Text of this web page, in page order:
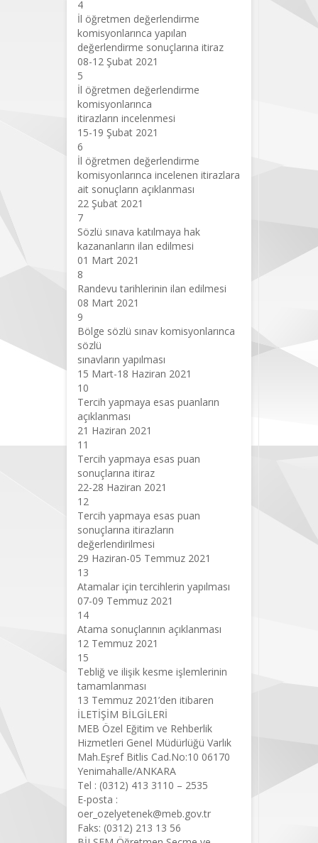
4
İl öğretmen değerlendirme
komisyonlarınca yapılan
değerlendirme sonuçlarına itiraz
08-12 Şubat 2021
5
İl öğretmen değerlendirme
komisyonlarınca
itirazların incelenmesi
15-19 Şubat 2021
6
İl öğretmen değerlendirme
komisyonlarınca incelenen itirazlara
ait sonuçların açıklanması
22 Şubat 2021
7
Sözlü sınava katılmaya hak
kazananların ilan edilmesi
01 Mart 2021
8
Randevu tarihlerinin ilan edilmesi
08 Mart 2021
9
Bölge sözlü sınav komisyonlarınca
sözlü
sınavların yapılması
15 Mart-18 Haziran 2021
10
Tercih yapmaya esas puanların
açıklanması
21 Haziran 2021
11
Tercih yapmaya esas puan
sonuçlarına itiraz
22-28 Haziran 2021
12
Tercih yapmaya esas puan
sonuçlarına itirazların
değerlendirilmesi
29 Haziran-05 Temmuz 2021
13
Atamalar için tercihlerin yapılması
07-09 Temmuz 2021
14
Atama sonuçlarının açıklanması
12 Temmuz 2021
15
Tebliğ ve ilişik kesme işlemlerinin
tamamlanması
13 Temmuz 2021’den itibaren
İLETİŞİM BİLGİLERİ
MEB Özel Eğitim ve Rehberlik
Hizmetleri Genel Müdürlüğü Varlık
Mah.Eşref Bitlis Cad.No:10 06170
Yenimahalle/ANKARA
Tel : (0312) 413 3110 – 2535
E-posta :
oer_ozelyetenek@meb.gov.tr
Faks: (0312) 213 13 56